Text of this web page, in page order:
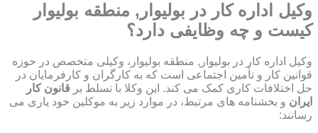
وکیل اداره کار در بولیوار, منطقه بولیوار
کیست و چه وظایفی دارد؟
وکیل اداره کار در بولیوار, منطقه بولیوار، وکیلی متخصص در حوزه
قوانین کار و تأمین اجتماعی است که به کارگران و کارفرمایان در
حل اختلافات کاری کمک می کند. این وکلا با تسلط بر قانون کار
ایران و بخشنامه های مرتبط، در موارد زیر به موکلین خود یاری می
رسانند: